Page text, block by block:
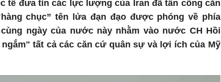
tế đưa tin các lực lượng của Iran đã tấn công căn
chục” tên lửa đạn đạo được phóng về phía
ngày của nước này nhằm vào nước CH Hồi
tất cả các căn cứ quân sự và lợi ích của Mỹ